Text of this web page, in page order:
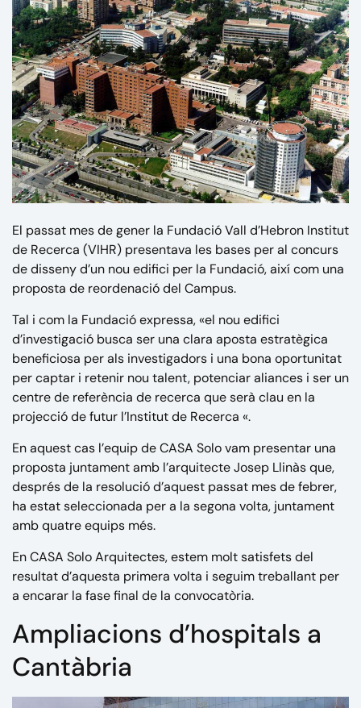
El passat mes de gener la Fundació Vall d’Hebron Institut
de Recerca (VIHR) presentava les bases per al concurs
de disseny d’un nou edifici per la Fundació, així com una
proposta de reordenació del Campus.
Tal i com la Fundació expressa, «el nou edifici
d’investigació busca ser una clara aposta estratègica
beneficiosa per als investigadors i una bona oportunitat
per captar i retenir nou talent, potenciar aliances i ser un
centre de referència de recerca que serà clau en la
projecció de futur l’Institut de Recerca «.
En aquest cas l’equip de CASA Solo vam presentar una
proposta juntament amb l’arquitecte Josep Llinàs que,
després de la resolució d’aquest passat mes de febrer,
ha estat seleccionada per a la segona volta, juntament
amb quatre equips més.
En CASA Solo Arquitectes, estem molt satisfets del
resultat d’aquesta primera volta i seguim treballant per
a encarar la fase final de la convocatòria.
Ampliacions d’hospitals a
Cantàbria